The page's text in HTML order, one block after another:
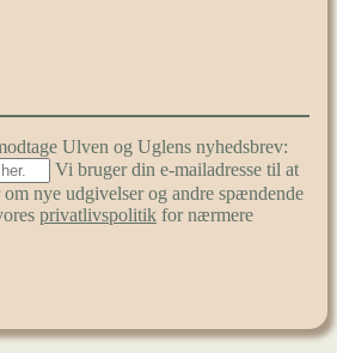
Ulven og Uglens nyhedsbrev:
Vi bruger din e-mailadresse til at
nye udgivelser og andre spændende
privatlivspolitik for nærmere